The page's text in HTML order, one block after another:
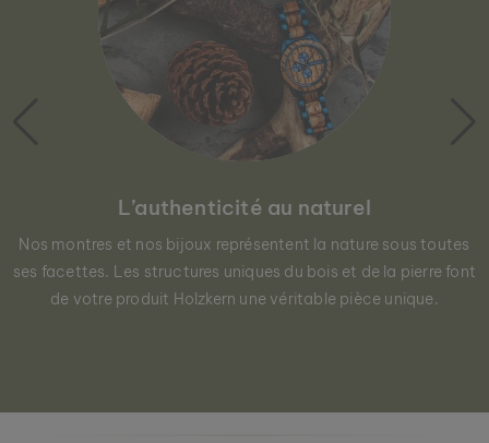
RIFT
LAVA & BLAUE KERAMIK
L’authenticité au naturel
Nos montres et nos bijoux représentent la nature sous toutes
ses facettes. Les structures uniques du bois et de la pierre font
de votre produit Holzkern une véritable pièce unique.